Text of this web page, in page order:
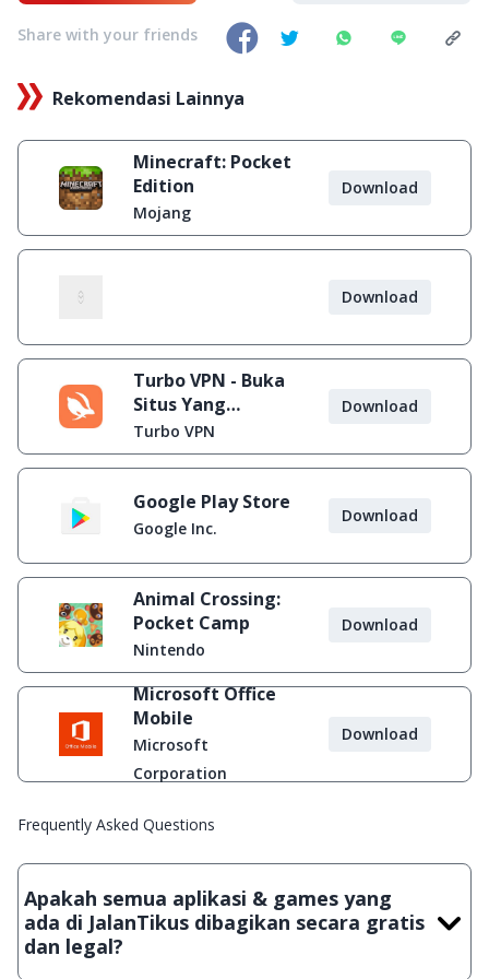
Share with your friends
Rekomendasi Lainnya
Minecraft: Pocket
Edition
Mojang
Download
Download
Turbo VPN - Buka
Situs Yang
Diblokir
Turbo VPN
Download
Google Play Store
Google Inc.
Download
Animal Crossing:
Pocket Camp
Nintendo
Download
Microsoft Office
Mobile
Microsoft
Corporation
Download
Frequently Asked Questions
Apakah semua aplikasi & games yang
ada di JalanTikus dibagikan secara gratis
dan legal?